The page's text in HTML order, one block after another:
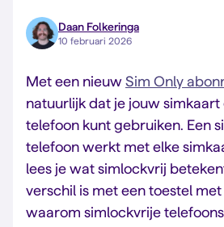
Daan Folkeringa
10 februari 2026
Met een nieuw Sim Only
natuurlijk dat je jouw simkaart
telefoon kunt gebruiken. Een
telefoon werkt met elke
lees je wat simlockvrij
verschil is met een toestel
waarom simlockvrije